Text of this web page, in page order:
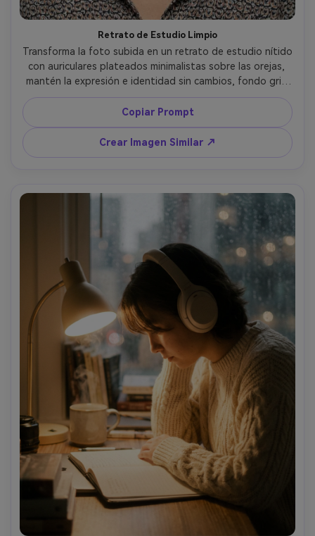
Retrato de Estudio Limpio
Transforma la foto subida en un retrato de estudio nítido
con auriculares plateados minimalistas sobre las orejas,
mantén la expresión e identidad sin cambios, fondo gris
claro liso, luz principal de softbox con sombras suaves,
brillos en los ojos, tomada con Canon R5 70mm,
composición centrada, estilo de retrato corporativo
profesional, poros naturales, alta resolución, color
realista --ar 4:5
Copiar Prompt
Crear Imagen Similar ↗